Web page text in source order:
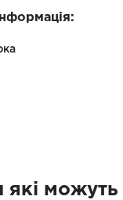
які можуть